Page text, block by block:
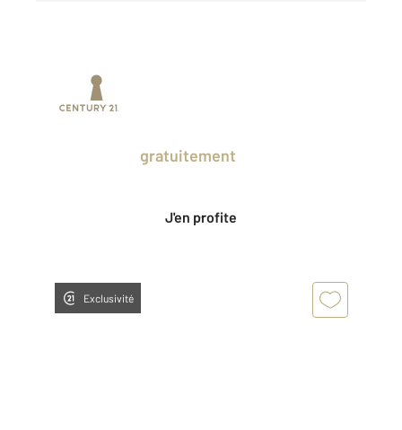
gratuitement
J'en profite
Exclusivité